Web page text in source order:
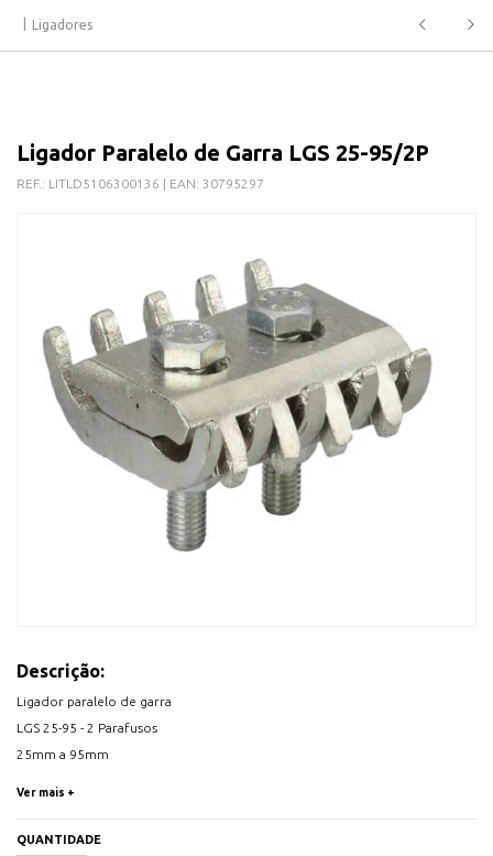
Ligadores
Ligador Paralelo de Garra LGS 25-95/2P
REF.: LITLD5106300136 | EAN: 30795297
Descrição:
Ligador paralelo de garra
LGS 25-95 - 2 Parafusos
25mm a 95mm
Ver mais +
QUANTIDADE